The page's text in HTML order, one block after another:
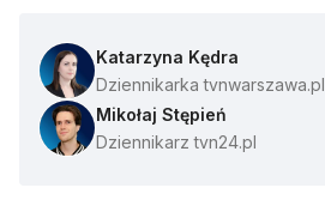
Katarzyna Kędra
Dziennikarka tvnwarszawa.pl
Mikołaj Stępień
Dziennikarz tvn24.pl